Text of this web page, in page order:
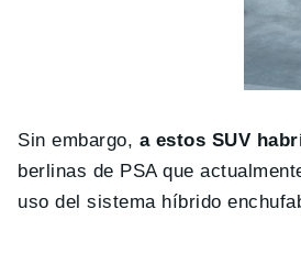
Sin embargo, a estos SUV
berlinas de PSA que
uso del sistema híbrido